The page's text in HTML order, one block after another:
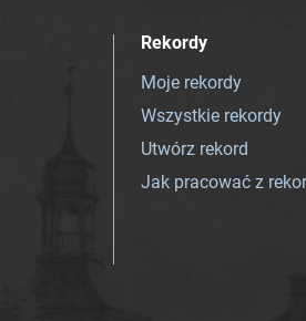
Rekordy
Moje rekordy
Wszystkie rekordy
Utwórz rekord
Jak pracować z